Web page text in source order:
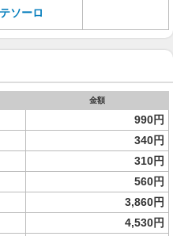
ソーロ
金額
990円
340円
310円
560円
3,860円
4,530円